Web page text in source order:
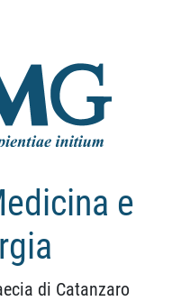
e
di Catanzaro